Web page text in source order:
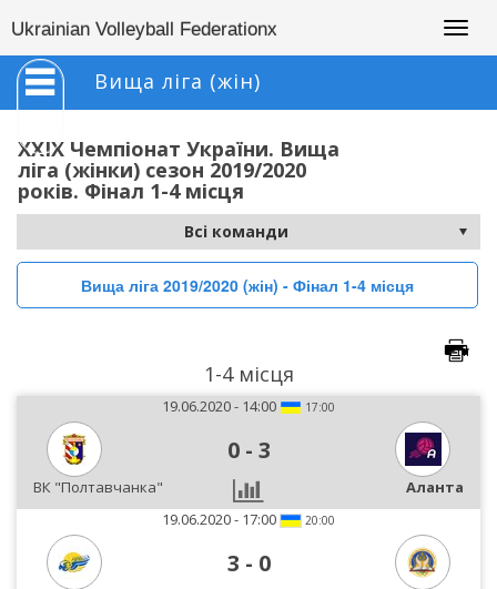
Ukrainian Volleyball Federationx
Вища ліга (жін)
XXIX Чемпіонат України. Вища
ліга (жінки) сезон 2019/2020
років. Фінал 1-4 місця
Вища ліга 2019/2020 (жін) - Фінал 1-4 місця
1-4 місця
19.06.2020 - 14:00 17:00
0 - 3
ВК "Полтавчанка"
Аланта
19.06.2020 - 17:00
20:00
3 - 0